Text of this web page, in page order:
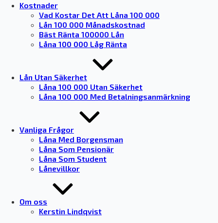
Kostnader
Vad Kostar Det Att Låna 100 000
Lån 100 000 Månadskostnad
Bäst Ränta 100000 Lån
Låna 100 000 Låg Ränta
Lån Utan Säkerhet
Låna 100 000 Utan Säkerhet
Låna 100 000 Med Betalningsanmärkning
Vanliga Frågor
Låna Med Borgensman
Låna Som Pensionär
Låna Som Student
Lånevillkor
Om oss
Kerstin Lindqvist